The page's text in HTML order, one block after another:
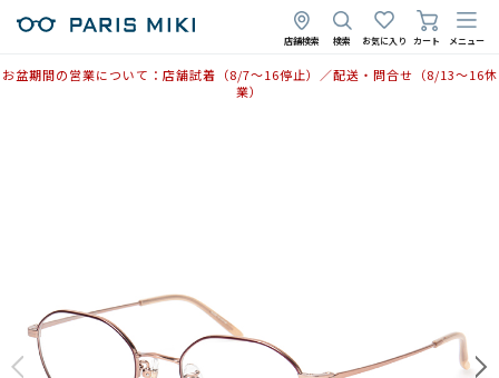
店舗検索 検索 お気に入り カート メニュー
お盆期間の営業について：店舗試着（8/7〜16停止）／配送・問合せ（8/13〜16休
業）